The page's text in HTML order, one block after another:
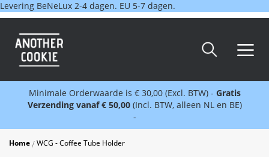
Levering BeNeLux 2-4 dagen. EU 5-7 dagen.
Minimale Orderwaarde is € 30,00 (Excl. BTW) - Gratis
Verzending vanaf € 50,00 (Incl. BTW, alleen NL en BE)
-
Home WCG - Coffee Tube Holder